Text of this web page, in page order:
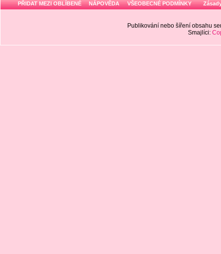
PŘIDAT MEZI OBLÍBENÉ NÁPOVĚDA VŠEOBECNÉ PODMÍNKY
Publikování nebo šíření obsahu
Smajlíci: